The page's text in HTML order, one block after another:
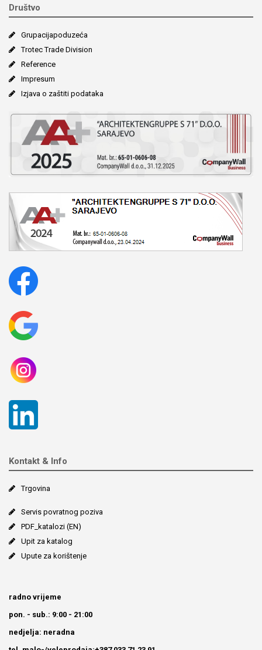
Društvo
Grupacija­poduzeća
Trotec Trade Division
Reference
Impresum
Izjava o zaštiti podataka
Kontakt & Info
Trgovina
Servis povratnog poziva
PDF_katalozi (EN)
Upit za katalog
Upute za korištenje
radno vrijeme
pon. - sub.: 9:00 - 21:00
nedjelja: neradna